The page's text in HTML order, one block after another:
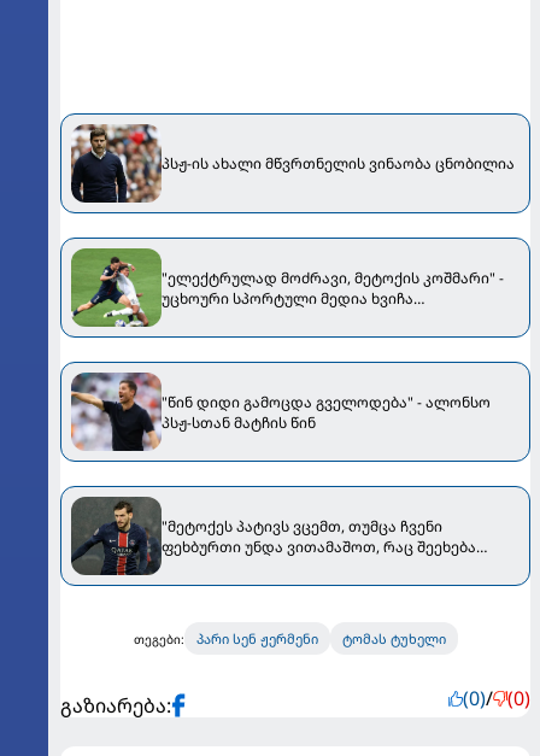
პსჟ-ის ახალი მწვრთნელის ვინაობა ცნობილია
"ელექტრულად მოძრავი, მეტოქის კოშმარი" -
უცხოური სპორტული მედია ხვიჩა
"წინ დიდი გამოცდა გველოდება" - ალონსო
პსჟ-სთან მატჩის წინ
"მეტოქეს პატივს ვცემთ, თუმცა ჩვენი
ფეხბურთი უნდა ვითამაშოთ, რაც შეეხება
წინ კომენტარი გააკეთა
თეგები: პარი სენ ჟერმენი ტომას ტუხელი
გაზიარება: (0)/ (0)